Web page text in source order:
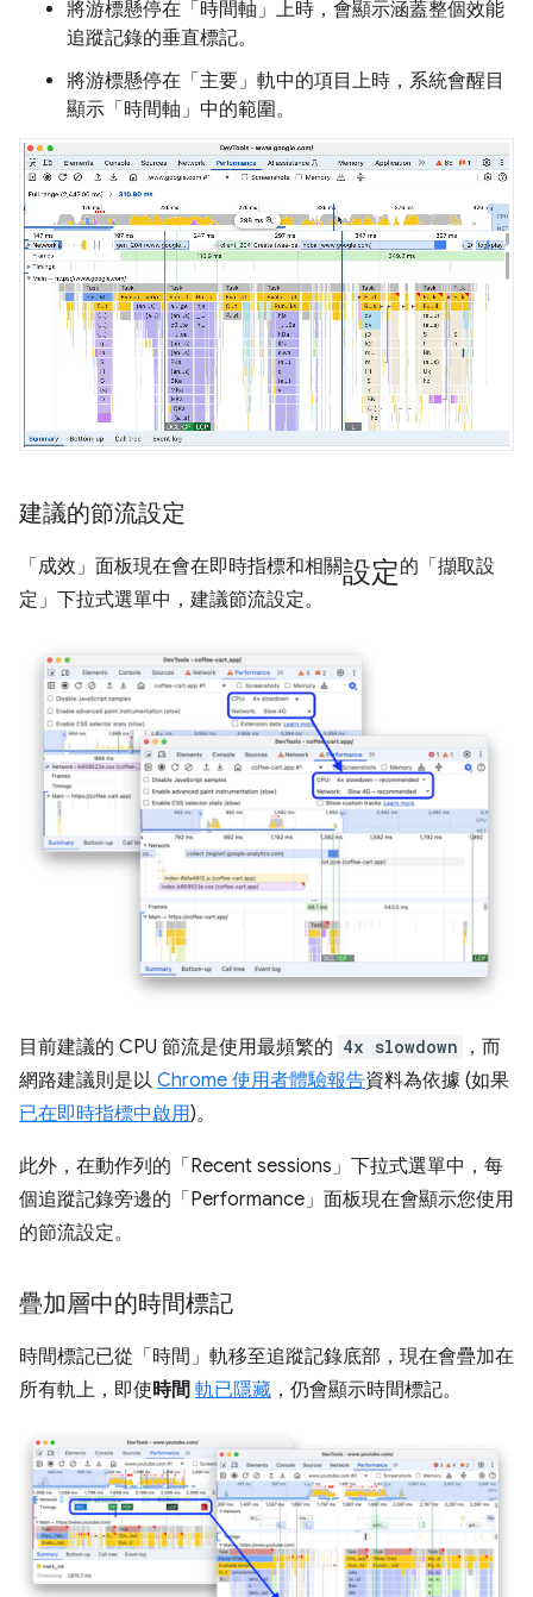
將游標懸停在「時間軸」 上時，會顯示涵蓋整個效能
追蹤記錄的垂直標記。
將游標懸停在「主要」 軌中的項目上時，系統會醒目
顯示「時間軸」 中的範圍。
建議的節流設定
「成效」 面板現在會在即時指標和相關設定的「擷取設
定」 下拉式選單中，建議節流設定。
目前建議的 CPU 節流是使用最頻繁的 4x slowdown
，而
網路建議則是以 Chrome 使用者體驗報告資料為依據 (如果
已在即時指標中啟用)。
此外，在動作列的「Recent sessions」 下拉式選單中，每
個追蹤記錄旁邊的「Performance」 面板現在會顯示您使用
的節流設定。
疊加層中的時間標記
時間標記已從「時間」 軌移至追蹤記錄底部，現在會疊加在
所有軌上，即使時間 軌已隱藏 ，仍會顯示時間標記。